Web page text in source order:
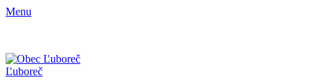
Menu
Ľuboreč